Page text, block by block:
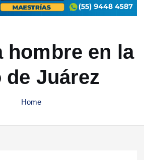
hombre en la
de Juárez
Home